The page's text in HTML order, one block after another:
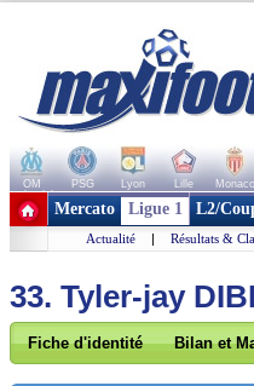
OM PSG Lyon Lille Monaco
+ de clubs
Mercato Ligue 1 L2/
Actualité | Résultats &
33. Tyler-jay
Fiche d'identité Bilan et